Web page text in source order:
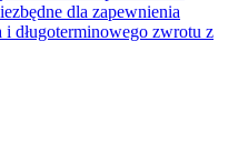
dla zapewnienia
długoterminowego zwrotu z